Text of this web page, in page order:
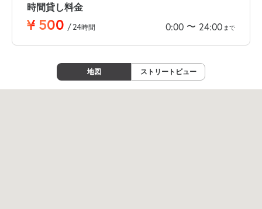
時間貸し料金
¥ 500 /24時間 0:00 〜 24:00 まで
地図 ストリートビュー